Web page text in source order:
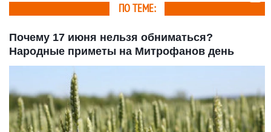
ПО ТЕМЕ:
Почему 17 июня нельзя обниматься?
Народные приметы на Митрофанов день